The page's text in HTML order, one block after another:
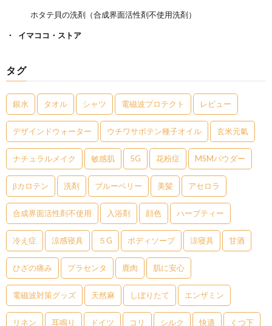
ホタテ貝の洗剤（合成界面活性剤不使用洗剤）
イマココ・ストア
タグ
銀水 タオル シャツ 電磁波プロテクト レビュー
デザインドウォーター ウチワサボテン種子オイル 玄米元氣
ナチュラルメイク 敏感肌 5G 花粉症 MSMパウダー
βカロテン 洗剤 ブルーベリー 美髪 アセロラ
合成界面活性剤不使用 入浴剤 顔色 ハーブティー
冷え症 涼感寝具 ５G ボディソープ 涼寝具 甘酒
ひざの痛み プラセンタ 鹿肉 肌に安心
電磁波対策グッズ 天然麻 しぼりたて エンザミン
リネン 耳鳴り ドイツ コリ シルク 快適 くつ下